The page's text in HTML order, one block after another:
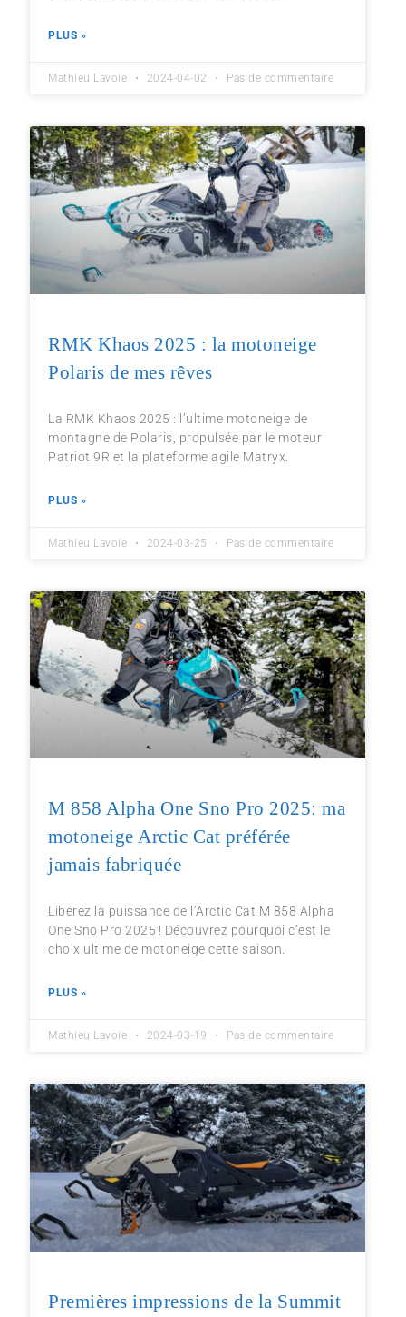
PLUS »
Mathieu Lavoie 2024-04-02 Pas de commentaire
RMK Khaos 2025 : la motoneige
Polaris de mes rêves
La RMK Khaos 2025 : l’ultime motoneige de
montagne de Polaris, propulsée par le moteur
Patriot 9R et la plateforme agile Matryx.
PLUS »
Mathieu Lavoie 2024-03-25 Pas de commentaire
M 858 Alpha One Sno Pro 2025: ma
motoneige Arctic Cat préférée
jamais fabriquée
Libérez la puissance de l’Arctic Cat M 858 Alpha
One Sno Pro 2025 ! Découvrez pourquoi c’est le
choix ultime de motoneige cette saison.
PLUS »
Mathieu Lavoie 2024-03-19 Pas de commentaire
Premières impressions de la Summit